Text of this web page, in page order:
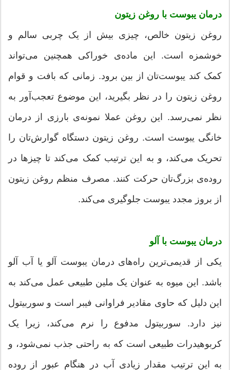
درمان یبوست با روغن زیتون
روغن زیتون خالص، چیزی بیش از یک چربی سالم و
خوشمزه است. این ماده‌ی خوراکی همچنین می‌تواند
کمک کند یبوست‌تان از بین برود. زمانی که بافت و قوام
روغن زیتون را در نظر بگیرید، این موضوع تعجب‌آور به
نظر نمی‌رسد. این روغن عملا نمونه‌ی بارزی از درمان
خانگی یبوست است. روغن زیتون دستگاه گوارش‌تان را
تحریک می‌کند، و به این ترتیب کمک می‌کند تا چیزها در
روده‌ی بزرگ‌تان حرکت کنند. مصرف منظم روغن زیتون
از بروز مجدد یبوست جلوگیری می‌کند.
درمان یبوست با آلو
یکی از قدیمی‌ترین راه‌های درمان یبوست آلو یا آب آلو
باشد. این میوه به عنوان یک ملین طبیعی عمل می‌کند به
این دلیل که حاوی مقادیر فراوانی فیبر است و سوربیتول
نیز دارد. سوربیتول مدفوع را نرم می‌کند، زیرا یک
کربوهیدرات طبیعی است که به راحتی جذب نمی‌شود، و
به این ترتیب مقدار زیادی آب در هنگام عبور از روده